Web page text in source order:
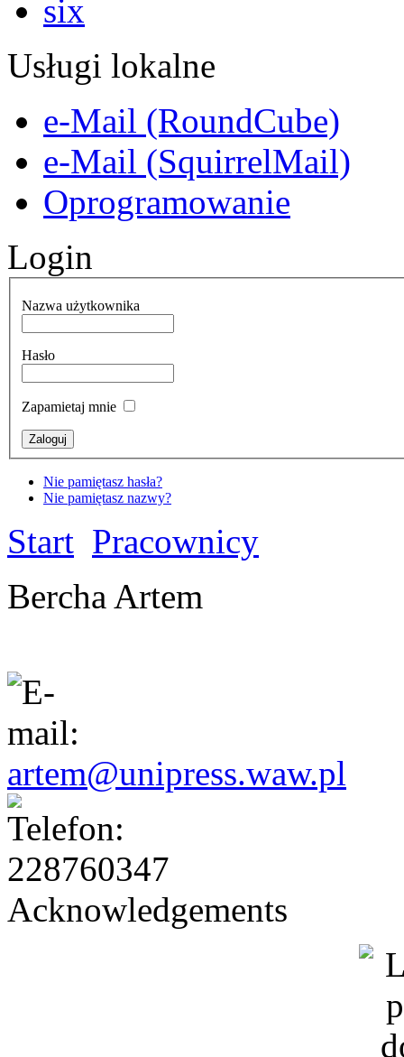
Usługi lokalne
e-Mail (RoundCube)
e-Mail (SquirrelMail)
Oprogramowanie
Login
Nazwa użytkownika
Hasło
Zapamietaj mnie
Nie pamiętasz hasła?
Nie pamiętasz nazwy?
Start Pracownicy
Bercha Artem
artem@unipress.waw.pl
228760347
Acknowledgements